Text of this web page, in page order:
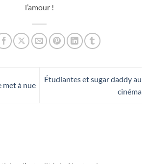
l’amour !
met à nue
Étudiantes et sugar daddy au
cinéma